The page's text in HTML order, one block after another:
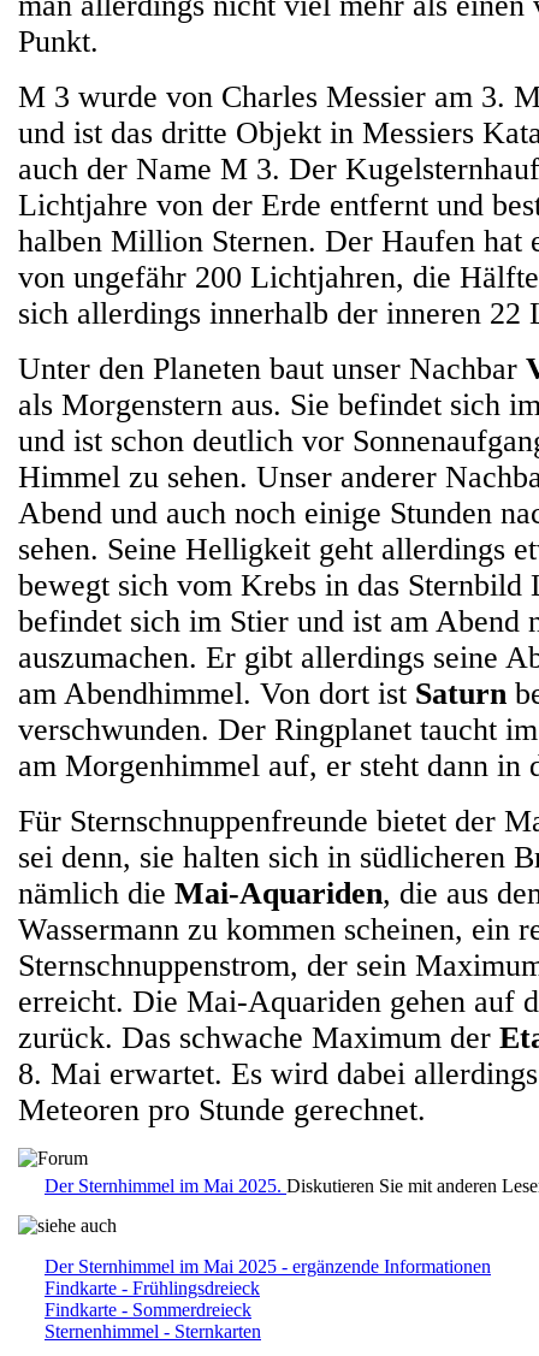
Punkt.
M 3 wurde von Charles Messier am 3.
und ist das dritte Objekt in Messiers
auch der Name M 3. Der
Lichtjahre von der Erde entfernt und
halben Million Sternen. Der Haufen hat
von ungefähr 200 Lichtjahren, die
sich allerdings innerhalb der inneren
Unter den Planeten baut unser Nachbar
als Morgenstern aus. Sie befindet sich
und ist schon deutlich vor
Himmel zu sehen. Unser anderer
Abend und auch noch einige Stunden
sehen. Seine Helligkeit geht allerdings
bewegt sich vom Krebs in das
befindet sich im Stier und ist am Abend
auszumachen. Er gibt allerdings seine
am Abendhimmel. Von dort ist Saturn
verschwunden. Der Ringplanet taucht
am Morgenhimmel auf, er steht dann in
Für Sternschnuppenfreunde bietet der
sei denn, sie halten sich in südlicheren
nämlich die Mai-Aquariden, die aus
Wassermann zu kommen scheinen, ein
Sternschnuppenstrom, der sein
erreicht. Die Mai-Aquariden gehen auf
zurück. Das schwache Maximum der
8. Mai erwartet. Es wird dabei
Meteoren pro Stunde gerechnet.
Der Sternhimmel im Mai 2025. Diskutieren Sie mit anderen
Der Sternhimmel im Mai 2025 - ergänzende Informationen
Findkarte - Frühlingsdreieck
Findkarte - Sommerdreieck
Sternenhimmel - Sternkarten